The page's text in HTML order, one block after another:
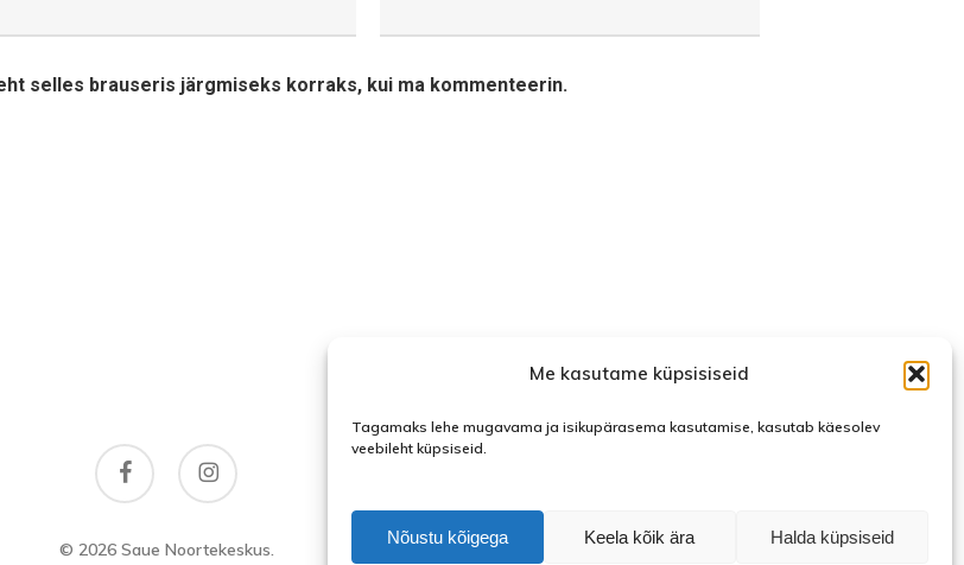
Me kasutame küpsisiseid
Tagamaks lehe mugavama ja isikupärasema kasutamise, kasutab käesolev
veebileht küpsiseid.
Nõustu kõigega Keela kõik ära Halda küpsiseid
selles brauseris järgmiseks korraks, kui ma kommenteerin.
facebook instagram
© 2026 Saue Noortekeskus.